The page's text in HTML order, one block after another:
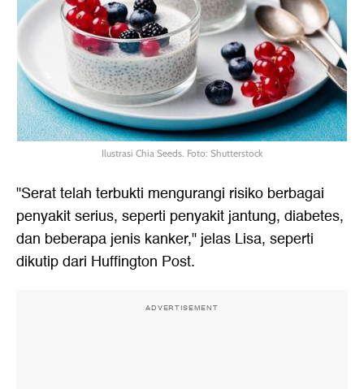
Ilustrasi Chia Seeds. Foto: Shutterstock
"Serat telah terbukti mengurangi risiko berbagai
penyakit serius, seperti penyakit jantung, diabetes,
dan beberapa jenis kanker," jelas Lisa, seperti
dikutip dari Huffington Post.
ADVERTISEMENT